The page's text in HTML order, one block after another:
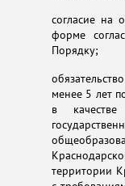
согласие на
форме
Порядку;
менее 5 лет
в качестве
территории